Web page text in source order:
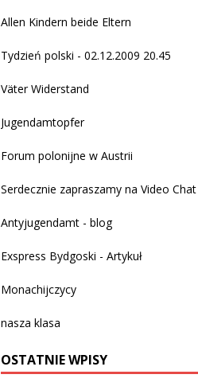
Allen Kindern beide Eltern
Tydzień polski - 02.12.2009 20.45
Väter Widerstand
Jugendamtopfer
Forum polonijne w Austrii
Serdecznie zapraszamy na Video Chat
Antyjugendamt - blog
Exspress Bydgoski - Artykuł
Monachijczycy
nasza klasa
OSTATNIE WPISY